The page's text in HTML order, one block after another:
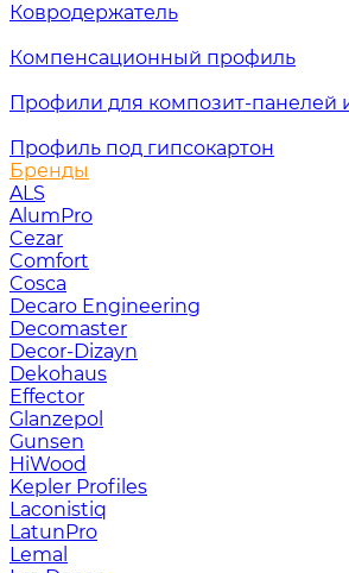
Ковродержатель
Компенсационный профиль
Профили для композит-
Профиль под гипсокартон
Бренды
ALS
AlumPro
Cezar
Comfort
Cosca
Decaro Engineering
Decomaster
Decor-Dizayn
Dekohaus
Effector
Glanzepol
Gunsen
HiWood
Kepler Profiles
Laconistiq
LatunPro
Lemal